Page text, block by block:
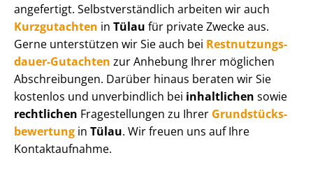
angefertigt. Selbst­ver­ständ­lich arbeiten wir auch
Kurzgutachten in Tülau für private Zwecke aus.
Gerne unterstützen wir Sie auch bei Rest­nut­zungs­
dau­er-Gutachten zur Anhebung Ihrer möglichen
Abschreibungen. Darüber hinaus beraten wir Sie
kostenlos und unverbindlich bei inhaltlichen sowie
rechtlichen Fragestellungen zu Ihrer Grund­stücks­
be­wer­tung in Tülau. Wir freuen uns auf Ihre
Kontaktaufnahme.